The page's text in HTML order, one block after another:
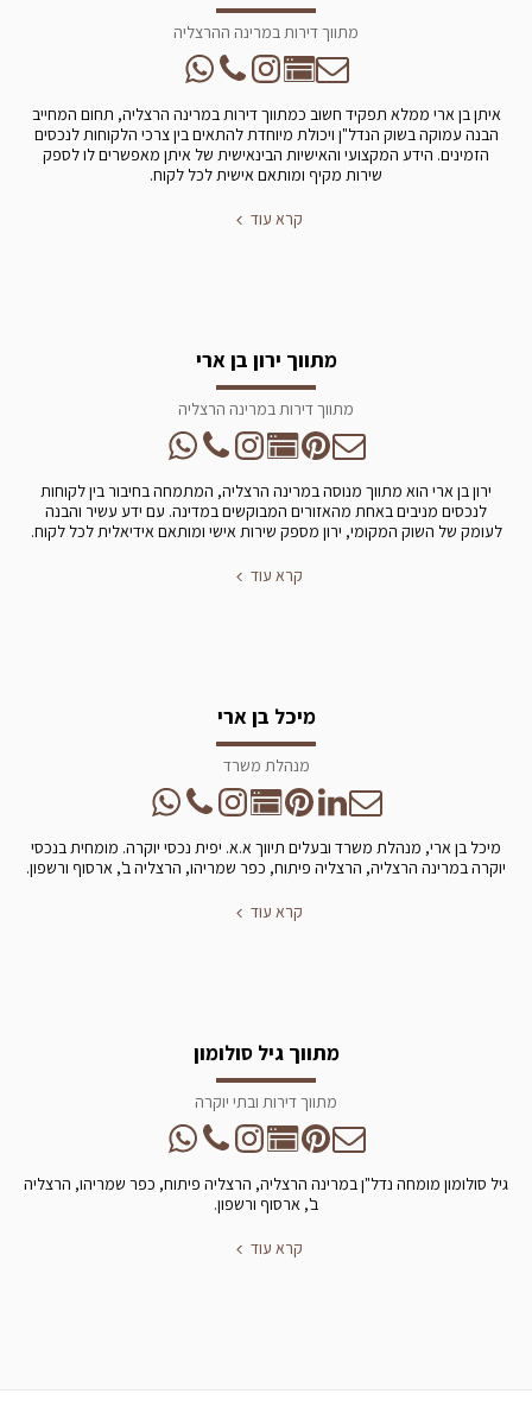
מתווך דירות במרינה ההרצליה
איתן בן ארי ממלא תפקיד חשוב כמתווך דירות במרינה הרצליה, תחום המחייב
הבנה עמוקה בשוק הנדל"ן ויכולת מיוחדת להתאים בין צרכי הלקוחות לנכסים
הזמינים. הידע המקצועי והאישיות הבינאישית של איתן מאפשרים לו לספק
שירות מקיף ומותאם אישית לכל לקוח.
קרא עוד
מתווך ירון בן ארי
מתווך דירות במרינה הרצליה
ירון בן ארי הוא מתווך מנוסה במרינה הרצליה, המתמחה בחיבור בין לקוחות
לנכסים מניבים באחת מהאזורים המבוקשים במדינה. עם ידע עשיר והבנה
לעומק של השוק המקומי, ירון מספק שירות אישי ומותאם אידיאלית לכל לקוח.
קרא עוד
מיכל בן ארי
מנהלת משרד
מיכל בן ארי, מנהלת משרד ובעלים תיווך א.א. יפית נכסי יוקרה. מומחית בנכסי
יוקרה במרינה הרצליה, הרצליה פיתוח, כפר שמריהו, הרצליה ב', ארסוף ורשפון.
קרא עוד
מתווך גיל סולומון
מתווך דירות ובתי יוקרה
גיל סולומון מומחה נדל"ן במרינה הרצליה, הרצליה פיתוח, כפר שמריהו, הרצליה
ב', ארסוף ורשפון.
קרא עוד